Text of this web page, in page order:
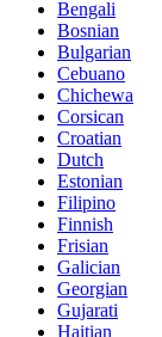
Bengali
Bosnian
Bulgarian
Cebuano
Chichewa
Corsican
Croatian
Dutch
Estonian
Filipino
Finnish
Frisian
Galician
Georgian
Gujarati
Haitian